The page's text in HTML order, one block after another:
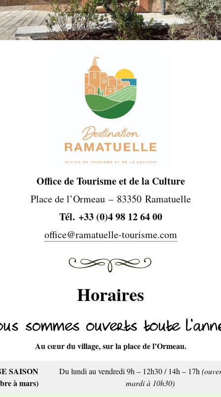
Office de Tourisme et de la Culture
Place de l’Ormeau – 83350 Ramatuelle
Tél. +33 (0)4 98 12 64 00
office@ramatuelle-tourisme.com
Horaires
sommes ouverts toute
Au cœur du village, sur la place de l’Ormeau.
SAISON
à mars)
Du lundi au vendredi 9h – 12h30 / 14h – 17h
mardi à 10h30)